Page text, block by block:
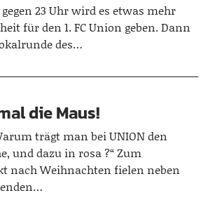
23 Uhr wird es etwas mehr
für den 1. FC Union geben. Dann
des…
die Maus!
trägt man bei UNION den
und dazu in rosa ?“ Zum
nach Weihnachten fielen neben